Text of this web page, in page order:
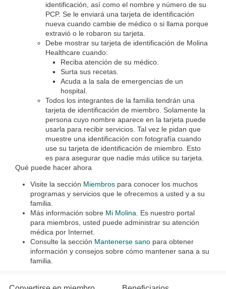
identificación, así como el nombre y número de su
PCP. Se le enviará una tarjeta de identificación
nueva cuando cambie de médico o si llama porque
extravió o le robaron su tarjeta.
Debe mostrar su tarjeta de identificación de Molina
Healthcare cuando:
Reciba atención de su médico.
Surta sus recetas.
Acuda a la sala de emergencias de un
hospital.
Todos los integrantes de la familia tendrán una
tarjeta de identificación de miembro. Solamente la
persona cuyo nombre aparece en la tarjeta puede
usarla para recibir servicios. Tal vez le pidan que
muestre una identificación con fotografía cuando
use su tarjeta de identificación de miembro. Esto
es para asegurar que nadie más utilice su tarjeta.
Qué puede hacer ahora
Visite la sección Miembros para conocer los muchos
programas y servicios que le ofrecemos a usted y a su
familia.
Más información sobre Mi Molina . Es nuestro portal
para miembros, usted puede administrar su atención
médica por Internet.
Consulte la sección Mantenerse sano para obtener
información y consejos sobre cómo mantener sana a su
familia.